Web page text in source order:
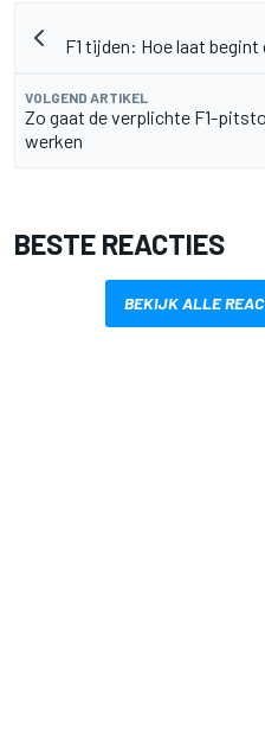
F1 tijden: Hoe laat begint
VOLGEND ARTIKEL
Zo gaat de verplichte F1-
werken
BESTE REACTIES
BEKIJK ALLE